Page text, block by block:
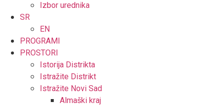
Izbor urednika
SR
EN
PROGRAMI
PROSTORI
Istorija Distrikta
Istražite Distrikt
Istražite Novi Sad
Almaški kraj